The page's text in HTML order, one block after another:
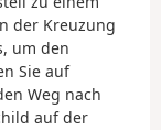
der Kreuzung
um den
Sie auf
Weg nach
auf der